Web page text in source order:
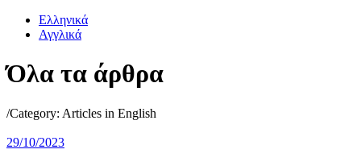
Ελληνικά
Αγγλικά
Όλα τα άρθρα
/Category: Articles in English
29/10/2023